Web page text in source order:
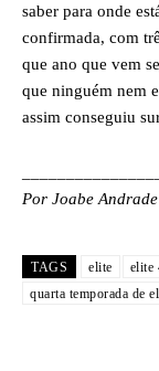
saber para onde
confirmada, com
que ano que vem
que ninguém nem
assim conseguiu
Por Joabe
TAGS elite elite
quarta temporada de